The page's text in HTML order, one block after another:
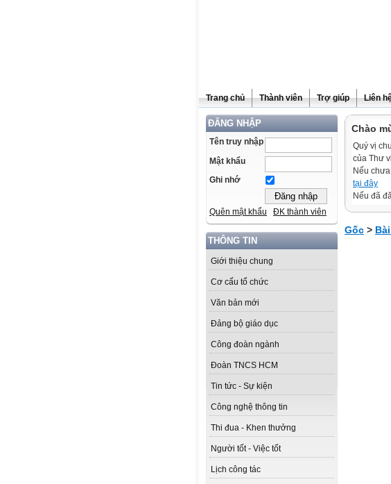
Trang chủ Thành viên Trợ giúp Liên
ĐĂNG NHẬP
Tên truy nhập
Mật khẩu
Ghi nhớ
Quên mật khẩu ĐK thành viên
THÔNG TIN
Giới thiệu chung
Cơ cấu tổ chức
Văn bản mới
Đảng bộ giáo dục
Công đoàn ngành
Đoàn TNCS HCM
Tin tức - Sự kiện
Công nghệ thông tin
Thi đua - Khen thưởng
Người tốt - Việc tốt
Lịch công tác
Chào
Quý vị
của Thư
Nếu
tại đây
Nếu đã
Gốc >